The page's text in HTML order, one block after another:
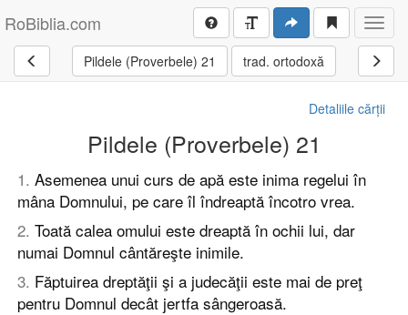
RoBiblia.com
Pildele (Proverbele) 21 trad. ortodoxă
Detaliile cărții
Pildele (Proverbele) 21
1. Asemenea unui curs de apă este inima regelui în
mâna Domnului, pe care îl îndreaptă încotro vrea.
2. Toată calea omului este dreaptă în ochii lui, dar
numai Domnul cântăreşte inimile.
3. Făptuirea dreptăţii şi a judecăţii este mai de preţ
pentru Domnul decât jertfa sângeroasă.